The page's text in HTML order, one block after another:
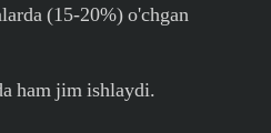
(15-20%) o'chgan
ham jim ishlaydi.